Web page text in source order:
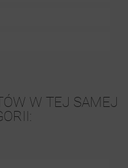
W TEJ SAMEJ